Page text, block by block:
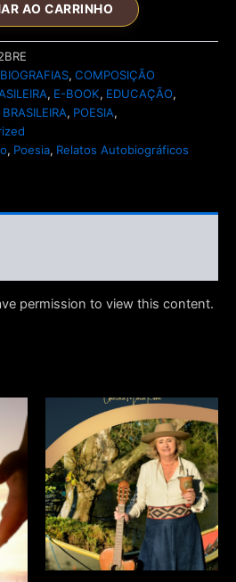
AO CARRINHO
BIOGRAFIAS, COMPOSIÇÃO
, E-BOOK, EDUCAÇÃO,
, POESIA,
, Poesia, Relatos Autobiográficos
permission to view this content.